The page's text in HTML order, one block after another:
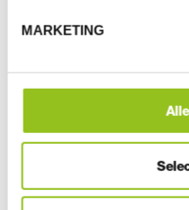
MARKETING
PAS EN
23 maart 2021- Het